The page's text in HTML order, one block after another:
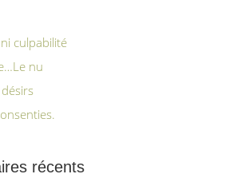
culpabilité
nu
récents